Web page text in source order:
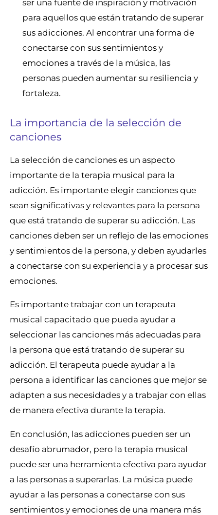
ser una fuente de inspiración y motivación
para aquellos que están tratando de superar
sus adicciones. Al encontrar una forma de
conectarse con sus sentimientos y
emociones a través de la música, las
personas pueden aumentar su resiliencia y
fortaleza.
La importancia de la selección de
canciones
La selección de canciones es un aspecto
importante de la terapia musical para la
adicción. Es importante elegir canciones que
sean significativas y relevantes para la persona
que está tratando de superar su adicción. Las
canciones deben ser un reflejo de las emociones
y sentimientos de la persona, y deben ayudarles
a conectarse con su experiencia y a procesar sus
emociones.
Es importante trabajar con un terapeuta
musical capacitado que pueda ayudar a
seleccionar las canciones más adecuadas para
la persona que está tratando de superar su
adicción. El terapeuta puede ayudar a la
persona a identificar las canciones que mejor se
adapten a sus necesidades y a trabajar con ellas
de manera efectiva durante la terapia.
En conclusión, las adicciones pueden ser un
desafío abrumador, pero la terapia musical
puede ser una herramienta efectiva para ayudar
a las personas a superarlas. La música puede
ayudar a las personas a conectarse con sus
sentimientos y emociones de una manera más